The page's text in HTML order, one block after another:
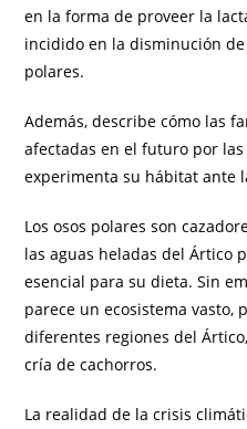
en la forma de proveer la
incidido en la disminución
polares.
Además, describe cómo las
afectadas en el futuro por
experimenta su hábitat ante
Los osos polares son
las aguas heladas del Ártico
esencial para su dieta. Sin
parece un ecosistema vasto,
diferentes regiones del
cría de cachorros.
La realidad de la crisis